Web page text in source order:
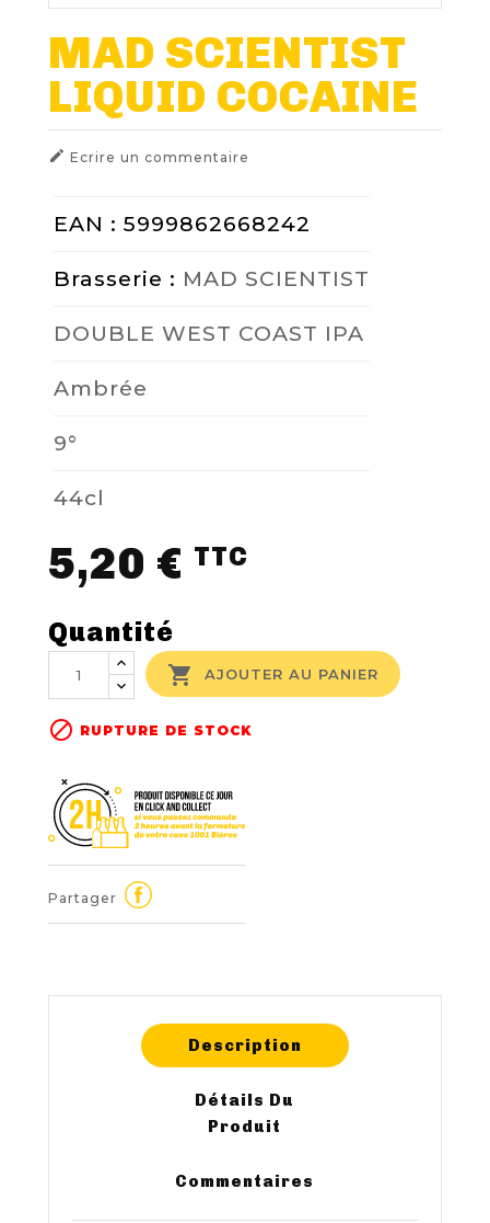
Paniers Cadeaux À Composer
FIDÉLITÉ
BLOG
NOUS CONTACTER
MAD SCIENTIST
LIQUID COCAINE
 Ecrire un commentaire
EAN : 5999862668242
Brasserie : MAD SCIENTIST
DOUBLE WEST COAST IPA
Ambrée
9°
44cl
5,20 € TTC
Quantité
 AJOUTER AU PANIER
 RUPTURE DE STOCK
Partager
Description
Détails Du
Produit
Commentaires